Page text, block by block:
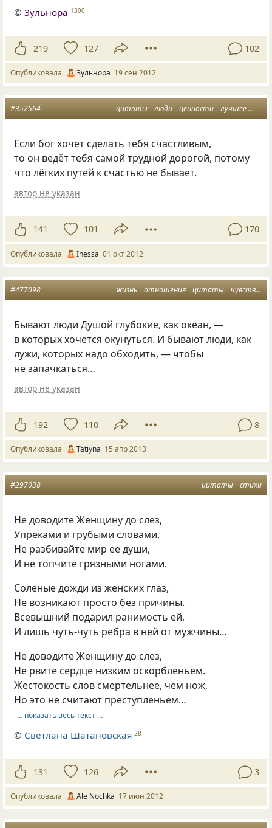
©Зульнора 1300
219 127 102
Опубликовала Зульнора 19 сен 2012
цитаты люди ценности лучшее
#352564
Если бог хочет сделать тебя счастливым,
то он ведёт тебя самой трудной дорогой, потому
что лёгких путей к счастью не бывает.
автор не указан
141 101 170
Опубликовала Inessa 01 окт 2012
жизнь отношения цитаты чувства
#477098
Бывают люди Душой глубокие, как океан, —
в которых хочется окунуться. И бывают люди, как
лужи, которых надо обходить, — чтобы
не запачкаться…
автор не указан
192 110 8
Опубликовала Tatiyna 15 апр 2013
цитаты стихи
#297038
Не доводите Женщину до слез,
Упреками и грубыми словами.
Не разбивайте мир ее души,
И не топчите грязными ногами.
Соленые дожди из женских глаз,
Не возникают просто без причины.
Всевышний подарил ранимость ей,
И лишь чуть-чуть ребра в ней от мужчины…
Не доводите Женщину до слез,
Не рвите сердце низким оскорбленьем.
Жестокость слов смертельнее, чем нож,
Но это не считают преступленьем…
… показать весь текст …
© Светлана Шатановская 28
131 126 3
Опубликовала Ale Nochka 17 июн 2012